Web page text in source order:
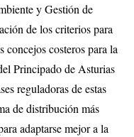
y Gestión de
de los criterios para
concejos costeros para la
Principado de Asturias
reguladoras de estas
de distribución más
adaptarse mejor a la